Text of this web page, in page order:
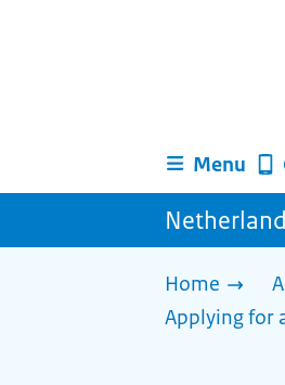
Menu
Home
Applying for